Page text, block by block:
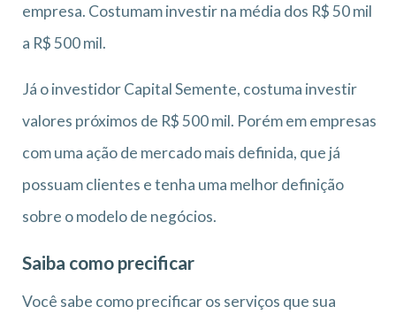
empresa. Costumam investir na média dos R$ 50 mil
a R$ 500 mil.
Já o investidor Capital Semente, costuma investir
valores próximos de R$ 500 mil. Porém em empresas
com uma ação de mercado mais definida, que já
possuam clientes e tenha uma melhor definição
sobre o modelo de negócios.
Saiba como precificar
Você sabe como precificar os serviços que sua